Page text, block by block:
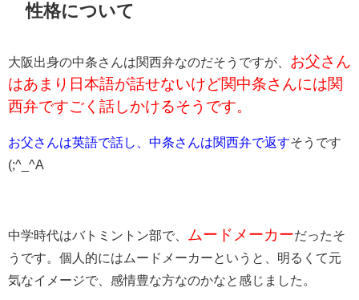
性格について
大阪出身の中条さんは関西弁なのだそうですが、 お父さん
はあまり日本語が話せないけど関中条さんには関
西弁ですごく話しかけるそうです。
お父さんは英語で話し、中条さんは関西弁で返すそうです
(;^_^A
中学時代はバトミントン部で、 ムードメーカーだったそ
うです。個人的にはムードメーカーというと、明るくて元
気なイメージで、感情豊な方なのかなと感じました。